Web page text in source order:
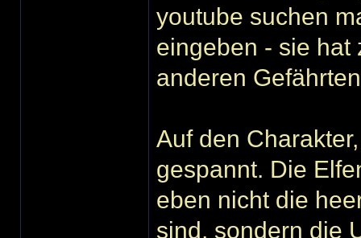
youtube suchen
eingeben - sie hat
anderen
Auf den
gespannt. Die
eben nicht die
sind, sondern die